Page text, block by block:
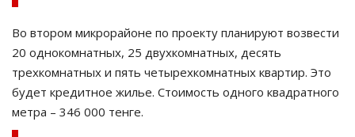
Во втором микрорайоне по проекту планируют возвести
20 однокомнатных, 25 двухкомнатных, десять
трехкомнатных и пять четырехкомнатных квартир. Это
будет кредитное жилье. Стоимость одного квадратного
метра – 346 000 тенге.